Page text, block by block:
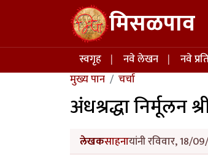
Skip to main content मिसळपाव
Main navigation
स्वगृह नवे लेखन नवे
मुख्य पान
चर्चा
अंधश्रद्धा निर्मूलन
लेखकसाहनायांनी रविवार, 18/